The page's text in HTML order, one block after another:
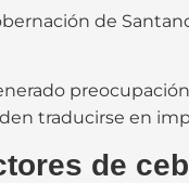
de
traducirse en
de